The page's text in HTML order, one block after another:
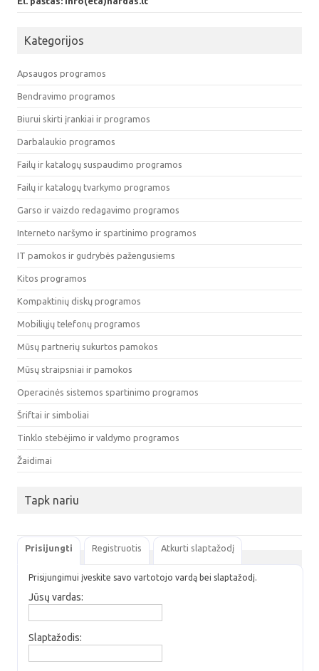
Kategorijos
Apsaugos programos
Bendravimo programos
Biurui skirti įrankiai ir programos
Darbalaukio programos
Failų ir katalogų suspaudimo programos
Failų ir katalogų tvarkymo programos
Garso ir vaizdo redagavimo programos
Interneto naršymo ir spartinimo programos
IT pamokos ir gudrybės pažengusiems
Kitos programos
Kompaktinių diskų programos
Mobiliųjų telefonų programos
Mūsų partnerių sukurtos pamokos
Mūsų straipsniai ir pamokos
Operacinės sistemos spartinimo programos
Šriftai ir simboliai
Tinklo stebėjimo ir valdymo programos
Žaidimai
Tapk nariu
Prisijungti Registruotis Atkurti slaptažodį
Prisijungimui įveskite savo vartotojo vardą bei slaptažodį.
Jūsų vardas:
Slaptažodis: